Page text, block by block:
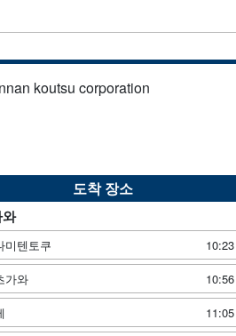
koutsu corporation
도착 장소
미텐토쿠
10:23
가와
10:56
11:05